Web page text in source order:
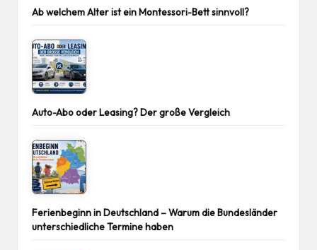
Ab welchem Alter ist ein Montessori-Bett sinnvoll?
Auto-Abo oder Leasing? Der große Vergleich
Ferienbeginn in Deutschland – Warum die Bundesländer
unterschiedliche Termine haben